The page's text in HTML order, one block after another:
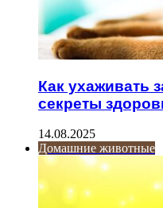
Как ухаживать
секреты
14.08.2025
Домашние животные